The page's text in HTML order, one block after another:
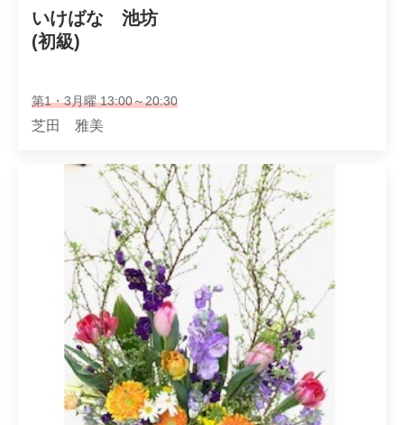
いけばな　池坊
(初級)
第1・3月曜 13:00～20:30
芝田 雅美